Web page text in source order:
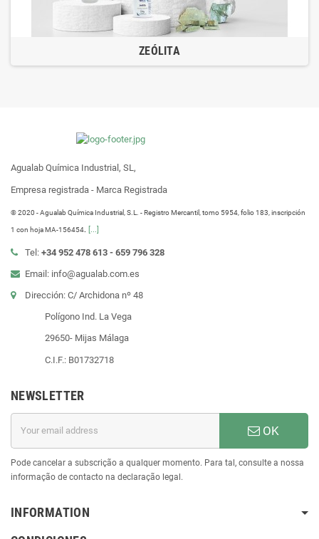
ZEÓLITA
Agualab Química Industrial, SL,
Empresa registrada - Marca Registrada
® 2020 - Agualab Química Industrial, S.L. - Registro Mercantil, tomo 5954, folio 183, inscripción
1 con hoja MA-156454. [...]
Tel: +34 952 478 613 - 659 796 328
Email: info@agualab.com.es
Dirección: C/ Archidona nº 48
Polígono Ind. La Vega
29650- Mijas Málaga
C.I.F.: B01732718
NEWSLETTER
OK
Pode cancelar a subscrição a qualquer momento. Para tal, consulte a nossa
informação de contacto na declaração legal.
INFORMATION